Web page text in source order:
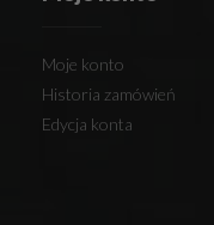
Moje konto
Historia zamówień
Edycja konta